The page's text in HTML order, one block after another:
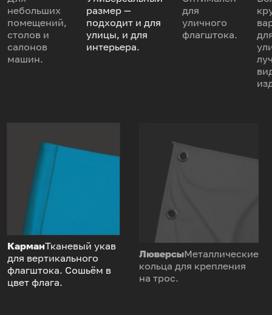
небольших
помещений,
столов и
салонов
машин.
размер —
подходит и для
улицы, и для
интерьера.
для
уличного
флагштока.
КарманТканевый укав
для вертикального
флагштока. Сошьём в
цвет флага.
ЛюверсыМеталлические
кольца для крепления
на трос.